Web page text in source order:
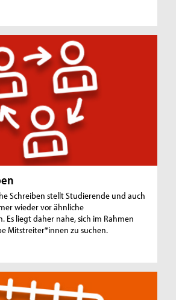
Schreiben stellt Studierende und auch
wieder vor ähnliche
Es liegt daher nahe, sich im Rahmen
Mitstreiter*innen zu suchen.